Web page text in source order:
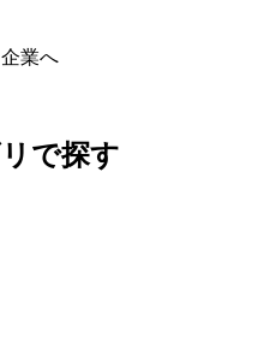
業へ
で探す